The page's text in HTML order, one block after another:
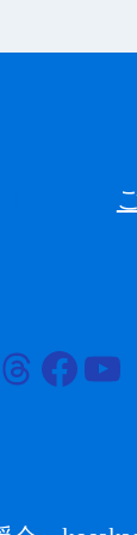
Threads